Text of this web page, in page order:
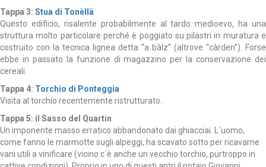
Tappa 3: Stua di Tonèllä
Questo edificio, risalente probabilmente al tardo medioevo, ha una
struttura molto particolare perché è poggiato su pilastri in muratura e
costruito con la tecnica lignea detta “a bàlz” (altrove “càrden”). Forse
ebbe in passato la funzione di magazzino per la conservazione dei
cereali.
Tappa 4: Torchio di Ponteggia
Visita al torchio recentemente ristrutturato.
Tappa 5: il Sasso del Quartin
Un imponente masso erratico abbandonato dai ghiacciai. L´uomo,
come fanno le marmotte sugli alpeggi, ha scavato sotto per ricavarne
vani utili a vinificare (vicino c´è anche un vecchio torchio, purtroppo in